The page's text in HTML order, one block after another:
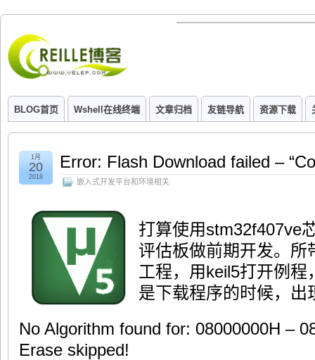
BLOG首页 Wshell在线终端 文章归档 友链导航 资源下载
Error: Flash Download failed –
嵌入式开发平台和环境相关
1月
20
2018
打算使用stm32f407ve
评估板做前期开发。所
工程，用keil5打开例
是下载程序的时候，出
No Algorithm found for: 08000000H –
Erase skipped!